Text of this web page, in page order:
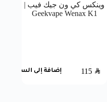
وينكس كي ون جيك فيب |
Geekvape Wenax K1
115 SAR إضافة إلى السلة